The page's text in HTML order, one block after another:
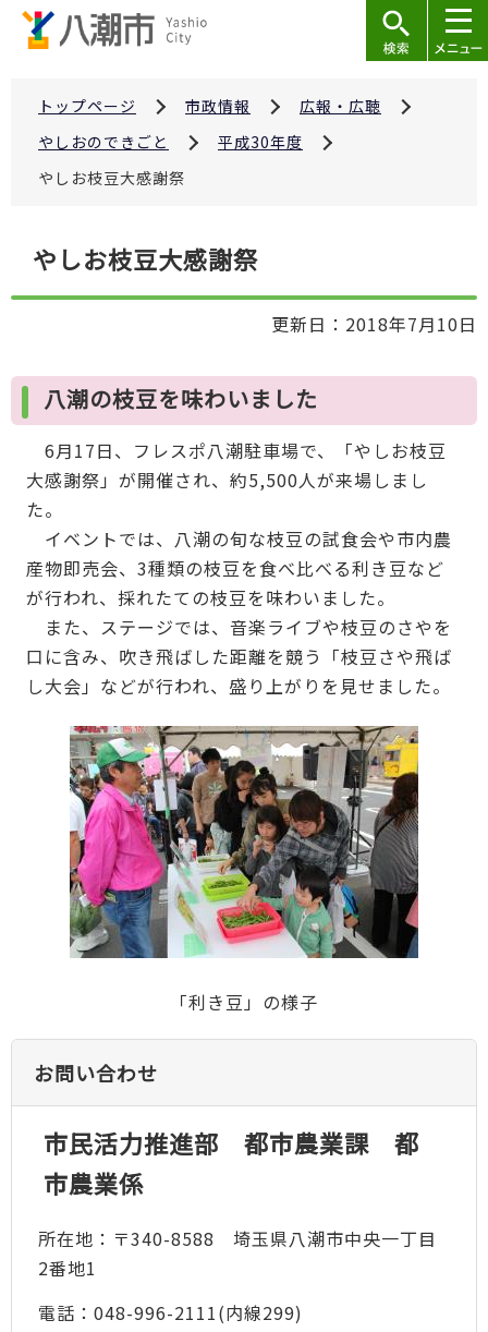
トップページ 市政情報
広報・広聴
やしおのできごと
平成30年度
やしお枝豆大感謝祭
こ
ら
やしお枝豆大感謝祭
更新日：2018年7月10日
八潮の枝豆を味わいました
6月17日、フレスポ八潮駐車場で、「やしお枝豆
大感謝祭」が開催され、約5,500人が来場しまし
た。
イベントでは、八潮の旬な枝豆の試食会や市内農
産物即売会、3種類の枝豆を食べ比べる利き豆など
が行われ、採れたての枝豆を味わいました。
また、ステージでは、音楽ライブや枝豆のさやを
口に含み、吹き飛ばした距離を競う「枝豆さや飛ば
し大会」などが行われ、盛り上がりを見せました。
「利き豆」の様子
お問い合わせ
市民活力推進部 都市農業課 都
市農業係
所在地：〒340-8588 埼玉県八潮市中央一丁目
2番地1
電話：048-996-2111(内線299)